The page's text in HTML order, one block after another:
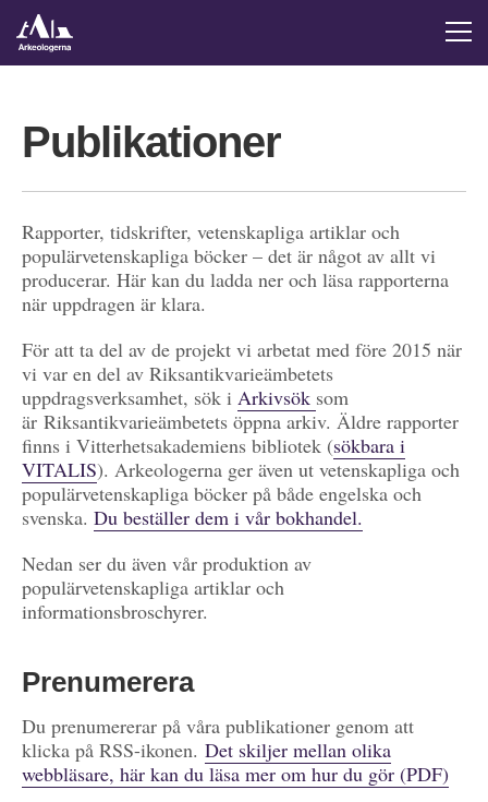
Publikationer
Rapporter, tidskrifter, vetenskapliga artiklar och
populärvetenskapliga böcker – det är något av allt vi
producerar. Här kan du ladda ner och läsa rapporterna
när uppdragen är klara.
För att ta del av de projekt vi arbetat med före 2015 när
vi var en del av Riksantikvarieämbetets
uppdragsverksamhet, sök i Arkivsök som
är Riksantikvarieämbetets öppna arkiv. Äldre rapporter
finns i Vitterhetsakademiens bibliotek (sökbara i
VITALIS). Arkeologerna ger även ut vetenskapliga och
populärvetenskapliga böcker på både engelska och
svenska. Du beställer dem i vår bokhandel.
Nedan ser du även vår produktion av
populärvetenskapliga artiklar och
informationsbroschyrer.
Prenumerera
Du prenumererar på våra publikationer genom att
klicka på RSS-ikonen. Det skiljer mellan olika
webbläsare, här kan du läsa mer om hur du gör (PDF)